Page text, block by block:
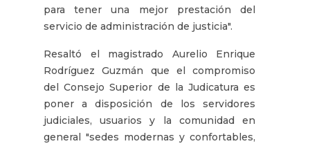
para tener una mejor prestación del
servicio de administración de justicia".
Resaltó el magistrado Aurelio Enrique
Rodríguez Guzmán que el compromiso
del Consejo Superior de la Judicatura es
poner a disposición de los servidores
judiciales, usuarios y la comunidad en
general "sedes modernas y confortables,